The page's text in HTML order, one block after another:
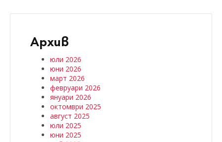
Архив
юли 2026
юни 2026
март 2026
февруари 2026
януари 2026
октомври 2025
август 2025
юли 2025
юни 2025